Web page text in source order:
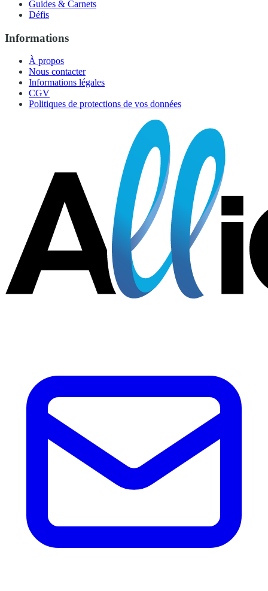
Guides & Carnets
Défis
Informations
À propos
Nous contacter
Informations légales
CGV
Politiques de protections de vos données